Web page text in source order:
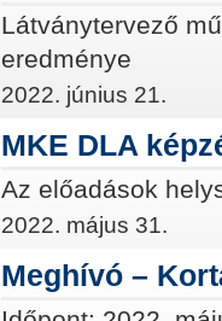
Látványtervező
eredménye
2022. június 21.
MKE DLA
Az előadások
2022. május 31.
Meghívó –